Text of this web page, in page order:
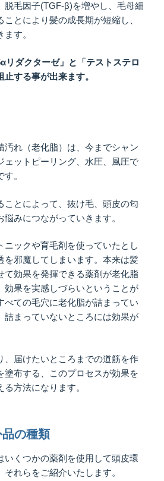
脱毛因子(TGF-β)を増やし、毛母細
とにより髪の成長期が短縮し、
す。
リダクターゼ」と「テストステロ
する事が出来ます。
汚れ（老化脂）は、今までシャン
ェットピーリング、水圧、風圧で
。
ことによって、抜け毛、頭皮の匂
みにつながっていきます。
ニックや育毛剤を使っていたとし
を邪魔してしまいます。本来は髪
て効果を発揮できる薬剤が老化脂
効果を実感しづらいということが
べての毛穴に老化脂が詰まってい
詰まっていないところには効果が
、届けたいところまでの道筋を作
塗布する、このプロセスが効果を
方法になります。
の種類
いくつかの薬剤を使用して頭皮環
れらをご紹介いたします。